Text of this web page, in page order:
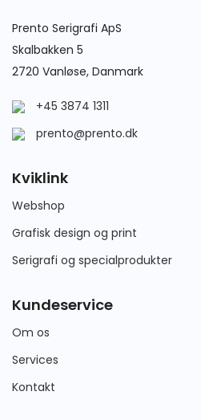
Prento Serigrafi ApS
Skalbakken 5
2720 Vanløse, Danmark
+45 3874 1311
prento@prento.dk
Kviklink
Webshop
Grafisk design og print
Serigrafi og specialprodukter
Kundeservice
Om os
Services
Kontakt